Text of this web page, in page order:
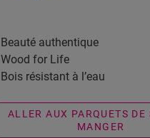
Beauté authentique
Wood for Life
Bois résistant à l’eau
ALLER AUX PARQUETS DE
MANGER